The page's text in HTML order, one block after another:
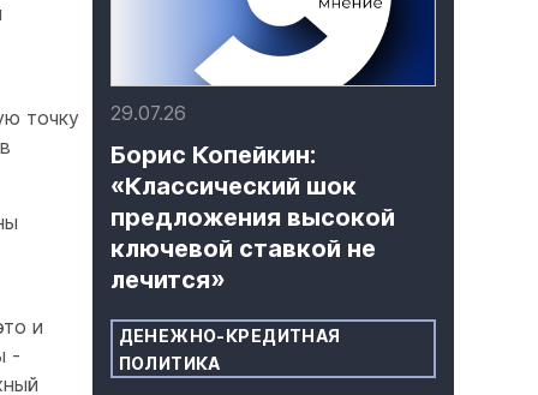
точку
и
-
29.07.26
Борис Копейкин:
«Классический шок
предложения высокой
ключевой ставкой не
лечится»
ДЕНЕЖНО-КРЕДИТНАЯ
ПОЛИТИКА